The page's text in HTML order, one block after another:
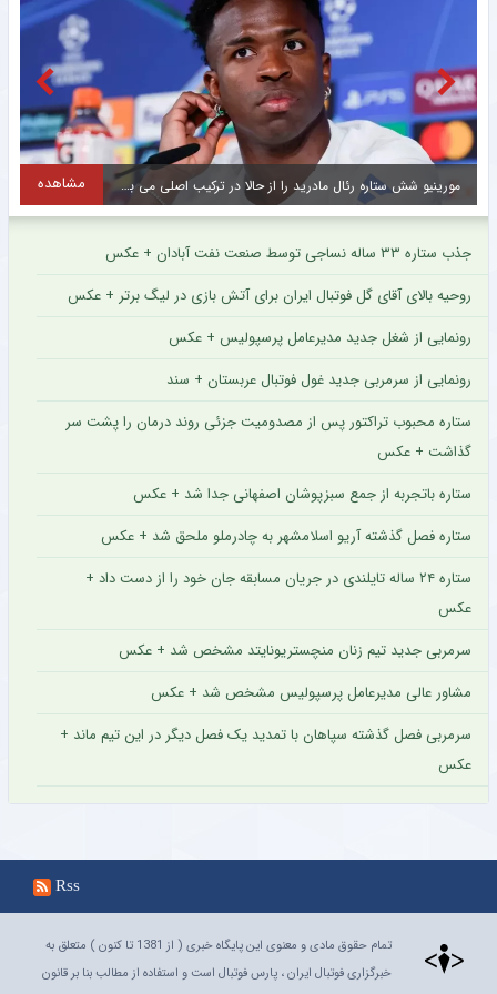
بازیکن پیشین استقلال و خیبر راهی صنعت نفت آبادان شد + عکس مشاهده
جذب ستاره ۳۳ ساله نساجی توسط صنعت نفت آبادان + عکس
روحیه بالای آقای گل فوتبال ایران برای آتش بازی در لیگ برتر + عکس
رونمایی از شغل جدید مدیرعامل پرسپولیس + عکس
رونمایی از سرمربی جدید غول فوتبال عربستان + سند
ستاره محبوب تراکتور پس از مصدومیت جزئی روند درمان را پشت سر
گذاشت + عکس
ستاره باتجربه از جمع سبزپوشان اصفهانی جدا شد + عکس
ستاره فصل گذشته آریو اسلامشهر به چادرملو ملحق شد + عکس
ستاره ۲۴ ساله تایلندی در جریان مسابقه جان خود را از دست داد +
عکس
سرمربی جدید تیم زنان منچستریونایتد مشخص شد + عکس
مشاور عالی مدیرعامل پرسپولیس مشخص شد + عکس
سرمربی فصل گذشته سپاهان با تمدید یک فصل دیگر در این تیم ماند +
عکس
Rss
تمام حقوق مادی و معنوی این پایگاه خبری ( از 1381 تا کنون ) متعلق به
خبرگزاری فوتبال ایران ، پارس فوتبال است و استفاده از مطالب بنا بر قانون